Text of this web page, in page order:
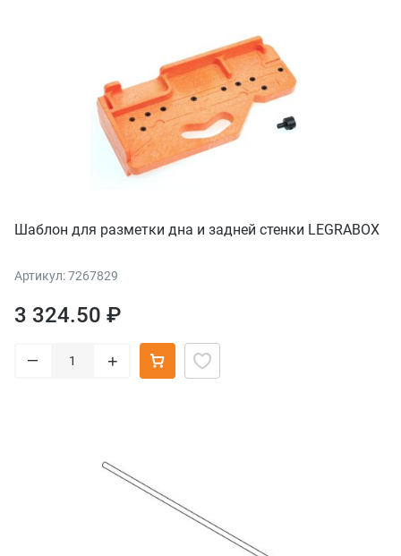
Шаблон для разметки дна и задней стенки LEGRABOX
Артикул: 7267829
3 324.50 ₽
– +